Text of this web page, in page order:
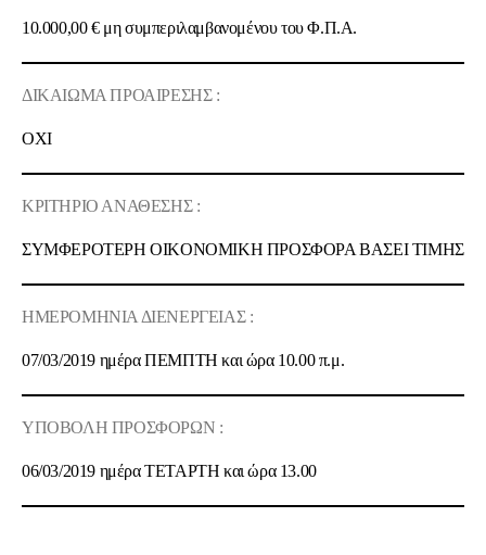
10.000,00 €μη συμπεριλαμβανομένου του Φ.Π.Α.
ΔΙΚΑΙΩΜΑ ΠΡΟΑΙΡΕΣΗΣ :
OXI
ΚΡΙΤΗΡΙΟ ΑΝΑΘΕΣΗΣ :
ΣΥΜΦΕΡΟΤΕΡΗ OIKONOMIKH ΠΡΟΣΦΟΡΑ ΒΑΣΕΙ ΤΙΜΗΣ
ΗΜΕΡΟΜΗΝΙΑ ΔΙΕΝΕΡΓΕΙΑΣ :
07/03/2019 ημέραΠΕΜΠΤΗ και ώρα 10.00 π.μ.
ΥΠΟΒΟΛΗ ΠΡΟΣΦΟΡΩΝ :
06/03/2019 ημέραΤΕΤΑΡΤΗ και ώρα 13.00